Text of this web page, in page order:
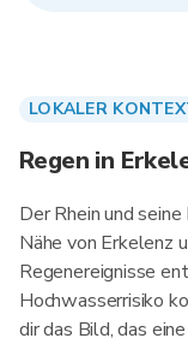
LOKALER
Regen in
Der Rhein und
Nähe von Erkelenz
Regenereignisse
Hochwasserrisiko
dir das Bild, das